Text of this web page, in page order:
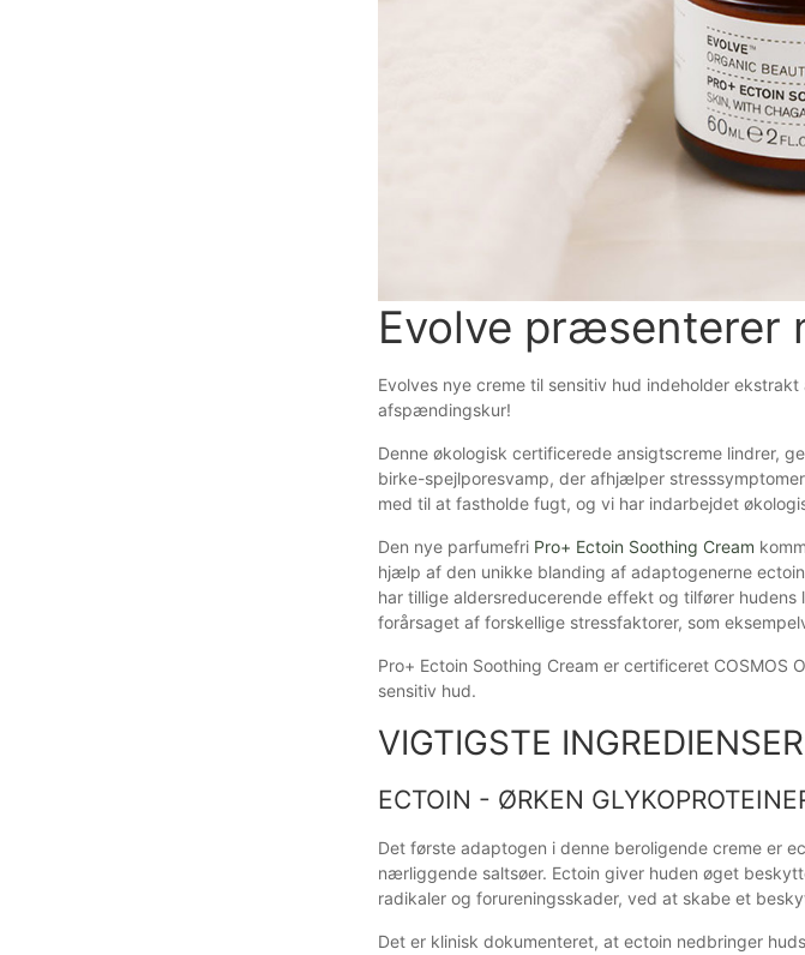
Evolve præsenterer
Evolves nye creme til sensitiv hud indeholder
afspændingskur!
Denne økologisk certificerede ansigtscreme lindrer,
birke-spejlporesvamp, der afhjælper
med til at fastholde fugt, og vi har indarbejdet
Den nye parfumefri Pro+ Ectoin Soothing Cream
hjælp af den unikke blanding af adaptogenerne
har tillige aldersreducerende effekt og tilfører
forårsaget af forskellige stressfaktorer, som
Pro+ Ectoin Soothing Cream er certificeret
sensitiv hud.
VIGTIGSTE
ECTOIN - ØRKEN
Det første adaptogen i denne beroligende creme er
nærliggende saltsøer. Ectoin giver huden øget
radikaler og forureningsskader, ved at skabe et
Det er klinisk dokumenteret, at ectoin nedbringer